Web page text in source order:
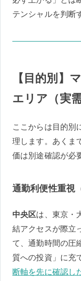
テンシャルを判断
【目的別】
エリア（実
ここからは目的別
理します。あくま
価は別途確認が必
通勤利便性重視
中央区は、東京・
結アクセスが際立
て、通勤時間の圧
質への投資」に充
断軸を先に確認し